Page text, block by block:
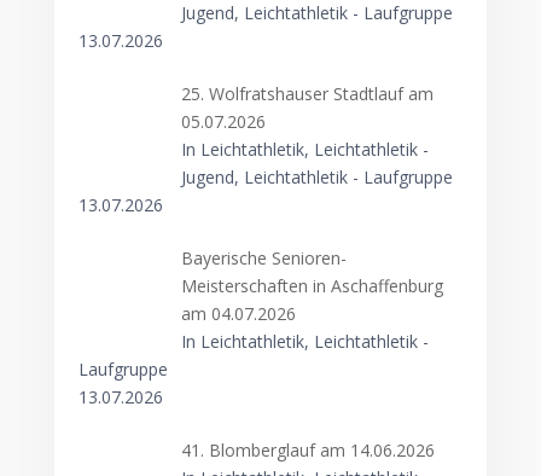
Jugend, Leichtathletik - Laufgruppe
13.07.2026
25. Wolfratshauser Stadtlauf am
05.07.2026
In Leichtathletik, Leichtathletik -
Jugend, Leichtathletik - Laufgruppe
13.07.2026
Bayerische Senioren-
Meisterschaften in Aschaffenburg
am 04.07.2026
In Leichtathletik, Leichtathletik -
Laufgruppe
13.07.2026
41. Blomberglauf am 14.06.2026